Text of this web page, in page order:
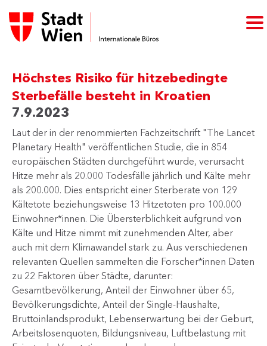
Höchstes Risiko für hitzebedingte
Sterbefälle besteht in Kroatien
7.9.2023
Laut der in der renommierten Fachzeitschrift "The Lancet
Planetary Health" veröffentlichen Studie, die in 854
europäischen Städten durchgeführt wurde, verursacht
Hitze mehr als 20.000 Todesfälle jährlich und Kälte mehr
als 200.000. Dies entspricht einer Sterberate von 129
Kältetote beziehungsweise 13 Hitzetoten pro 100.000
Einwohner*innen. Die Übersterblichkeit aufgrund von
Kälte und Hitze nimmt mit zunehmenden Alter, aber
auch mit dem Klimawandel stark zu. Aus verschiedenen
relevanten Quellen sammelten die Forscher*innen Daten
zu 22 Faktoren über Städte, darunter:
Gesamtbevölkerung, Anteil der Einwohner über 65,
Bevölkerungsdichte, Anteil der Single-Haushalte,
Bruttoinlandsprodukt, Lebenserwartung bei der Geburt,
Arbeitslosenquoten, Bildungsniveau, Luftbelastung mit